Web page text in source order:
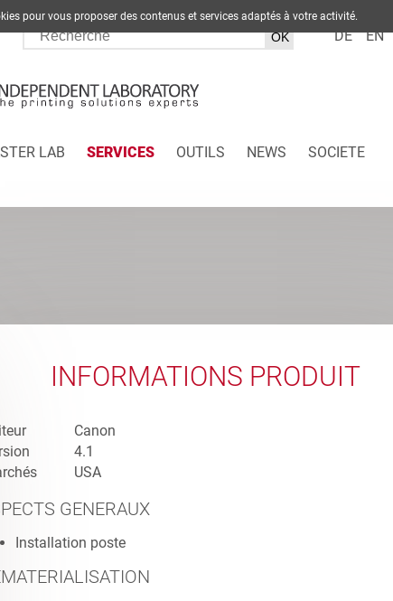
DE EN
LAB SERVICES OUTILS NEWS SOCIETE
INFORMATIONS PRODUIT
Canon
4.1
USA
GENERAUX
Installation poste
pour vous proposer des contenus et services adaptés à votre activité.